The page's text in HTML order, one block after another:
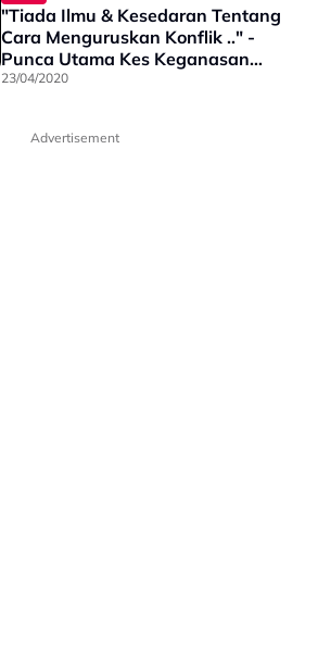
"Tiada Ilmu & Kesedaran Tentang
Cara Menguruskan Konflik .." -
Punca Utama Kes Keganasan
Rumah Tangga Berlaku
23/04/2020
Advertisement